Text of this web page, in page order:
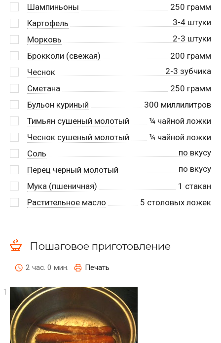
Шампиньоны
250 грамм
Картофель
3-4 штуки
Морковь
2-3 штуки
Брокколи (свежая)
200 грамм
Чеснок
2-3 зубчика
Сметана
250 грамм
Бульон куриный
300 миллилитров
Тимьян сушеный молотый
¼ чайной ложки
Чеснок сушеный молотый
¼ чайной ложки
Соль
по вкусу
Перец черный молотый
по вкусу
Мука (пшеничная)
1 стакан
Растительное масло
5 столовых ложек
Пошаговое приготовление
2 час. 0 мин. Печать